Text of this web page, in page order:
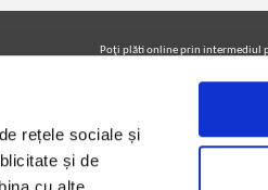
rețele sociale și
și de
Poţi plăti online prin intermediul
Urmăreşte-ne pe facebook pentru